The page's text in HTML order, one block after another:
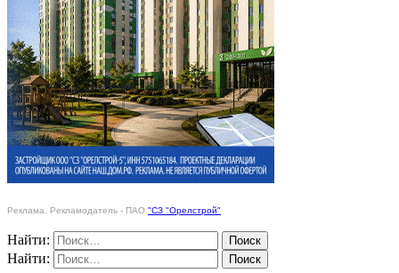
Реклама. Рекламодатель - ПАО "СЗ "Орелстрой"
Найти:
Найти: